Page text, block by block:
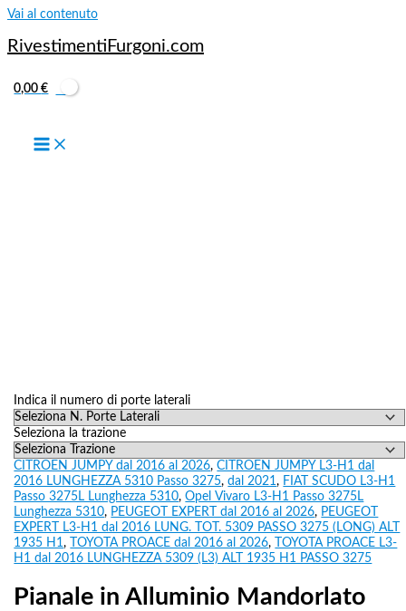
Vai al contenuto
RivestimentiFurgoni.com
0,00€
Indica il numero di porte laterali
Seleziona la trazione
CITROEN JUMPY dal 2016 al 2026,CITROEN JUMPY L3-H1 dal
2016 LUNGHEZZA 5310 Passo 3275,dal 2021, FIAT SCUDO L3-H1
Passo 3275L Lunghezza 5310,Opel Vivaro L3-H1 Passo 3275L
Lunghezza 5310, PEUGEOT EXPERT dal 2016 al 2026, PEUGEOT
EXPERT L3-H1 dal 2016 LUNG. TOT. 5309 PASSO 3275 (LONG) ALT
1935 H1, TOYOTA PROACE dal 2016 al 2026,
TOYOTA PROACE L3-
H1 dal 2016 LUNGHEZZA 5309 (L3) ALT 1935 H1 PASSO 3275
Pianale in Alluminio Mandorlato